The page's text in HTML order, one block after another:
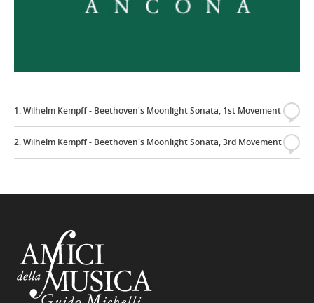
1. Wilhelm Kempff - Beethoven's Moonlight Sonata, 1st Movement
{
2. Wilhelm Kempff - Beethoven's Moonlight Sonata, 3rd Movement
{